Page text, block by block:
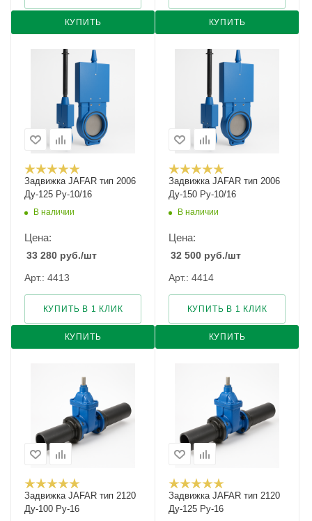
КУПИТЬ КУПИТЬ
Задвижка JAFAR тип 2006
Ду-125 Ру-10/16
В наличии
Цена:
33 280 руб./шт
Арт.: 4413
КУПИТЬ
КУПИТЬ В 1 КЛИК
Задвижка JAFAR тип 2006
Ду-150 Ру-10/16
В наличии
Цена:
32 500 руб./шт
Арт.: 4414
КУПИТЬ
КУПИТЬ В 1 КЛИК
Задвижка JAFAR тип 2120
Ду-100 Ру-16
Задвижка JAFAR тип 2120
Ду-125 Ру-16